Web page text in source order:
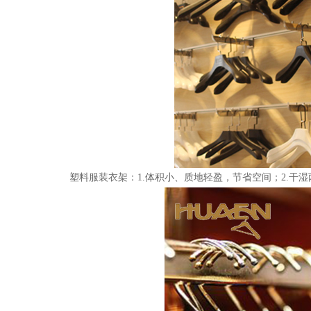
塑料服装衣架： 1.体积小、质地轻盈，节省空间；2.干